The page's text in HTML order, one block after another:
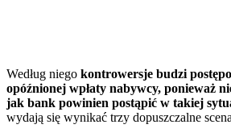
Według niego kontrowersje budzi
opóźnionej wpłaty nabywcy, ponieważ
jak bank powinien postąpić w takiej
wydają się wynikać trzy dopuszczalne